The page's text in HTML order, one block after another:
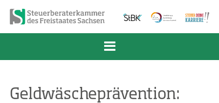
Zum Inhalt springen
Zur Navigation springen
Zum Fußbereich und Kontakt springen
Geldwäscheprävention: